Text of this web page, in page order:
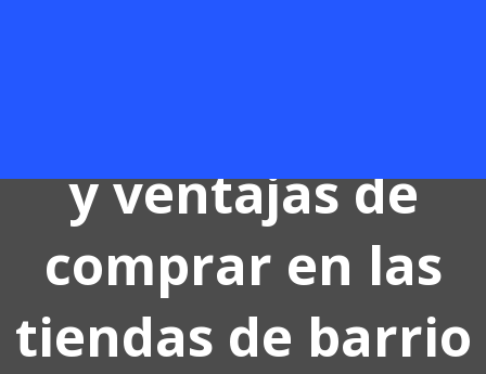
y ventajas de
comprar en las
tiendas de barrio